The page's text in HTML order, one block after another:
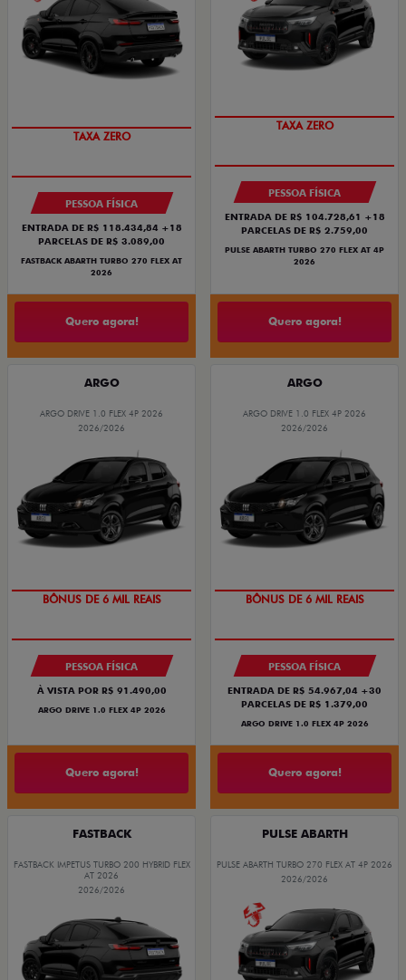
SAIA DE FIAT 0KM
PESSOA FÍSICA
ENTRADA DE R$ 118.434,84 +18
PARCELAS DE R$ 3.089,00
FASTBACK ABARTH TURBO 270 FLEX AT
2026
Quero agora!
SAIA DE FIAT 0KM
PESSOA FÍSICA
ENTRADA DE R$ 104.728,61 +18
PARCELAS DE R$ 2.759,00
PULSE ABARTH TURBO 270 FLEX AT 4P
2026
Quero agora!
ARGO
ARGO DRIVE 1.0 FLEX 4P 2026
2026/2026
TAXA ZERO
PESSOA FÍSICA
À VISTA POR R$ 91.490,00
ARGO DRIVE 1.0 FLEX 4P 2026
Quero agora!
ARGO
ARGO DRIVE 1.0 FLEX 4P 2026
2026/2026
TAXA ZERO
PESSOA FÍSICA
ENTRADA DE R$ 54.967,04 +30
PARCELAS DE R$ 1.379,00
ARGO DRIVE 1.0 FLEX 4P 2026
Quero agora!
FASTBACK
FASTBACK IMPETUS TURBO 200 HYBRID FLEX
AT 2026
2026/2026
PULSE ABARTH
PULSE ABARTH TURBO 270 FLEX AT 4P 2026
2026/2026